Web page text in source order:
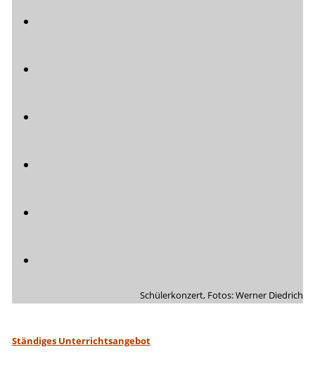
Schülerkonzert, Fotos: Werner Diedrich
Ständiges Unterrichtsangebot